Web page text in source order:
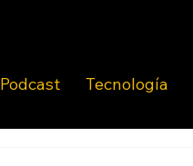
Podcast Tecnología